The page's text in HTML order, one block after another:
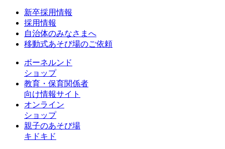
新卒採用情報
採用情報
自治体のみなさまへ
移動式あそび場のご依頼
ボーネルンド
ショップ
教育・保育関係者
向け情報サイト
オンライン
ショップ
親子のあそび場
キドキド